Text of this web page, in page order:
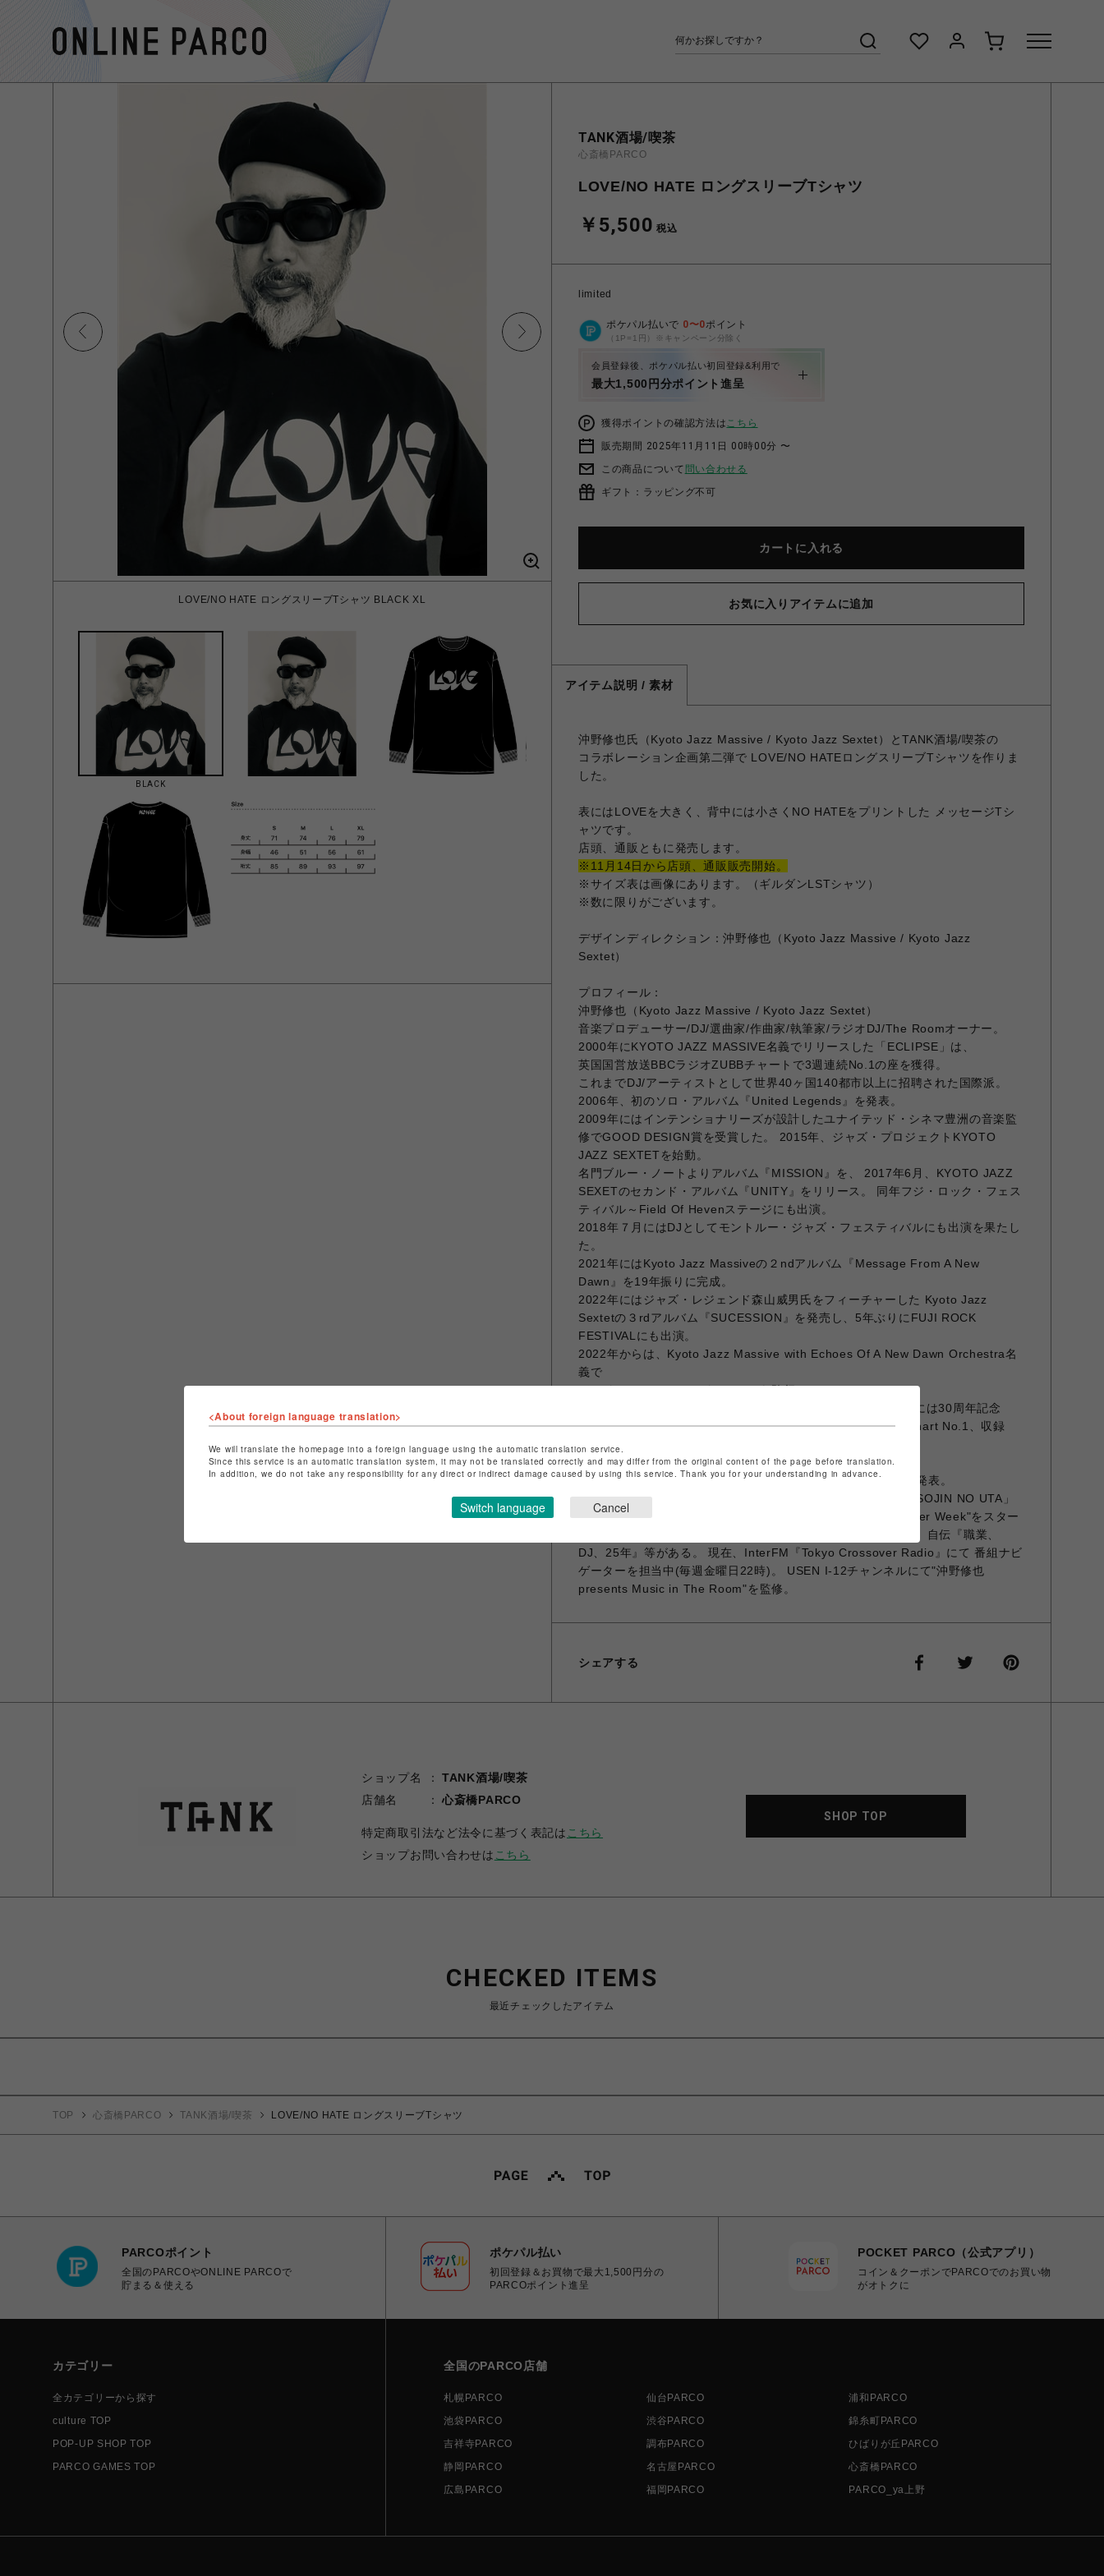
LOVE/NO HATE ロングスリーブTシャツ BLACK XL
BLACK
TANK酒場/喫茶
心斎橋PARCO
LOVE/NO HATE ロングスリーブTシャツ
￥5,500 税込
limited
ポケパル払いで 0〜0ポイント
（1P=1円）※キャンペーン分除く
会員登録後、ポケパル払い初回登録&利用で
最大1,500円分ポイント進呈
獲得ポイントの確認方法はこちら
販売期間 2025年11月11日 00時00分 〜
この商品について 問い合わせる
ギフト：ラッピング不可
カートに入れる
お気に入りアイテムに追加
アイテム説明 / 素材
沖野修也氏（Kyoto Jazz Massive / Kyoto Jazz Sextet）とTANK酒場/喫茶の
コラボレーション企画第二弾で LOVE/NO HATEロングスリーブTシャツを作りま
した。
表にはLOVEを大きく、背中には小さくNO HATEをプリントした メッセージTシ
ャツです。
店頭、通販ともに発売します。
※11月14日から店頭、通販販売開始。
※サイズ表は画像にあります。（ギルダンLSTシャツ）
※数に限りがございます。
デザインディレクション：沖野修也（Kyoto Jazz Massive / Kyoto Jazz
Sextet）
プロフィール：
沖野修也（Kyoto Jazz Massive / Kyoto Jazz Sextet）
音楽プロデューサー/DJ/選曲家/作曲家/執筆家/ラジオDJ/The Roomオーナー。
2000年にKYOTO JAZZ MASSIVE名義でリリースした「ECLIPSE」は、
英国国営放送BBCラジオZUBBチャートで3週連続No.1の座を獲得。
これまでDJ/アーティストとして世界40ヶ国140都市以上に招聘された国際派。
2006年、初のソロ・アルバム『United Legends』を発表。
2009年にはインテンショナリーズが設計したユナイテッド・シネマ豊洲の音楽監
修でGOOD DESIGN賞を受賞した。 2015年、ジャズ・プロジェクトKYOTO
JAZZ SEXTETを始動。
名門ブルー・ノートよりアルバム『MISSION』を、 2017年6月、KYOTO JAZZ
SEXETのセカンド・アルバム『UNITY』をリリース。 同年フジ・ロック・フェス
ティバル～Field Of Hevenステージにも出演。
2018年７月にはDJとしてモントルー・ジャズ・フェスティバルにも出演を果たし
た。
2021年にはKyoto Jazz Massiveの２ndアルバム『Message From A New
Dawn』を19年振りに完成。
2022年にはジャズ・レジェンド森山威男氏をフィーチャーした Kyoto Jazz
Sextetの３rdアルバム『SUCESSION』を発売し、5年ぶりにFUJI ROCK
FESTIVALにも出演。
2022年からは、Kyoto Jazz Massive with Echoes Of A New Dawn Orchestra名
義で
バンドとしてヨーロッパ・ツアーを敢行している。
2024年にKyoto Jazz Massiveがデビュー30周年を迎え、 6月には30周年記念
EP、『KJM EOANDO』をリリース。 iTunes Dance album chart No.1、収録
曲'Impulisive Processionが、
Traxsource Broken Beat/Nu-Jazz chartで、No.1を獲得。
12月には30周年記念コンピレーション、『KJM COVERS』を発表。
2025年7月には、Kyoto Jazz Sextetのニューシングル、「DOSOJIN NO UTA」
がリリースされた。 2025年10月、新イベント"Tokyo Crossover Week"をスター
トさせた。 著書に、『DJ 選曲術』や『クラブ・ジャズ入門』、自伝『職業、
DJ、25年』等がある。 現在、InterFM『Tokyo Crossover Radio』にて 番組ナビ
ゲーターを担当中(毎週金曜日22時)。 USEN I-12チャンネルにて"沖野修也
presents Music in The Room"を監修。
シェアする
ショップ名
TANK酒場/喫茶
店舗名
心斎橋PARCO
特定商取引法など法令に基づく表記は こちら
ショップお問い合わせは こちら
SHOP TOP
CHECKED ITEMS
最近チェックしたアイテム
TOP 心斎橋PARCO TANK酒場/喫茶 LOVE/NO HATE ロングスリーブTシャツ
PARCOポイント
全国のPARCOやONLINE PARCOで
貯まる＆使える
ポケパル払い
初回登録＆お買物で最大1,500円分の
PARCOポイント進呈
POCKET PARCO（公式アプリ）
コイン＆クーポンでPARCOでのお買い物
がオトクに
カテゴリー
全カテゴリーから探す
culture TOP
POP-UP SHOP TOP
PARCO GAMES TOP
全国のPARCO店舗
札幌PARCO 仙台PARCO
浦和PARCO
池袋PARCO
渋谷PARCO
錦糸町PARCO
吉祥寺PARCO
調布PARCO
ひばりが丘PARCO
静岡PARCO
名古屋PARCO
心斎橋PARCO
広島PARCO
福岡PARCO PARCO_ya上野
<About foreign language translation>
We will translate the homepage into a foreign language using the automatic translation service.
Since this service is an automatic translation system, it may not be translated correctly and may differ from the original content of the page before translation.
In addition, we do not take any responsibility for any direct or indirect damage caused by using this service. Thank you for your understanding in advance.
Switch language Cancel